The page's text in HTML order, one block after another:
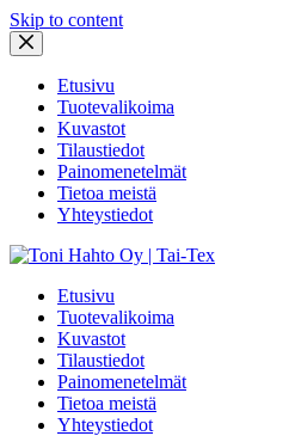
Skip to content
Etusivu
Tuotevalikoima
Kuvastot
Tilaustiedot
Painomenetelmät
Tietoa meistä
Yhteystiedot
Etusivu
Tuotevalikoima
Kuvastot
Tilaustiedot
Painomenetelmät
Tietoa meistä
Yhteystiedot